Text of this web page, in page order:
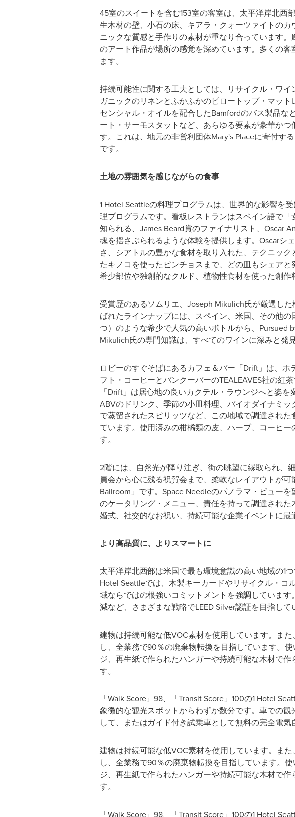
45室のスイートを含む153室の客室は、太平洋岸北西
生木材の壁、小石の床、キアラ・クォーツァイトの
ニックな質感と手作りの素材が重なり合っています
のアート作品が場所の感覚を深めています。多くの
ます。
持続可能性に関する工夫としては、リサイクル・ワ
ガニックのリネンとふかふかのピロートップ・マッ
センシャル・オイルを配合したBamfordのバス製品
ート・サーモスタットなど、あらゆる要素が豪華か
す。これは、地元の非営利団体Mary's Placeに寄付す
です。
土地の雰囲気を感じながらの食事
1 Hotel Seattleの料理プログラムは、世界的な影響を
理プログラムです。看板レストランはスペイン語で
知られる、James Beard賞のファイナリスト、Oscar
魂を揺さぶられるような体験を提供します。Oscarシ
さ、シアトルの豊かな食材を取り入れた、テクニッ
たキノコを使ったピンチョスまで、どの皿もシェア
希少部位や独創的なクルド、植物性食材を使った創作
受賞歴のあるソムリエ、Joseph Mikulich氏が厳選し
ばれたラインナップには、スペイン、米国、その他
つ）のような希少で人気の高いボトルから、Pursued
Mikulich氏の専門知識は、すべてのワインに深みと発
ロビーのすぐそばにあるカフェ＆バー「Drift」は、
フト・コーヒーとバンクーバーのTEALEAVES社の紅
「Drift」は居心地の良いカクテル・ラウンジへと姿
ABVのドリンク、季節の小皿料理、バイオダイナミ
で蒸留されたスピリッツなど、この地域で調達され
ています。使用済みの柑橘類の皮、ハーブ、コーヒ
す。
2階には、自然光が降り注ぎ、街の眺望に縁取られ、
員会から心に残る祝賀会まで、柔軟なレイアウトが
Ballroom」です。Space Needleのパノラマ・ビュー
のケータリング・メニュー、責任を持って調達され
婚式、社交的なお祝い、持続可能な企業イベントに最
より高品質に、よりスマートに
太平洋岸北西部は米国で最も環境意識の高い地域の1
Hotel Seattleでは、木製キーカードやリサイクル・
域ならではの根強いコミットメントを強調していま
減など、さまざまな戦略でLEED Silver認証を目指し
建物は持続可能な低VOC素材を使用しています。ま
し、全業務で90％の廃棄物転換を目指しています。
ジ、再生紙で作られたハンガーや持続可能な木材で
す。
「Walk Score」98、「Transit Score」100の1 Hotel
象徴的な観光スポットからわずか数分です。車での
して、またはガイド付き試乗車として無料の完全電気
建物は持続可能な低VOC素材を使用しています。ま
し、全業務で90％の廃棄物転換を目指しています。
ジ、再生紙で作られたハンガーや持続可能な木材で
す。
「Walk Score」98、「Transit Score」100の1 Hotel